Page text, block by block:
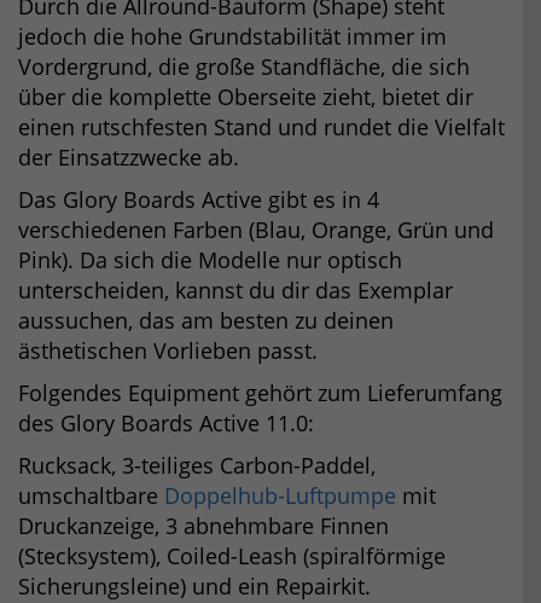
Durch die Allround-Bauform (Shape) steht
jedoch die hohe Grundstabilität immer im
Vordergrund, die große Standfläche, die sich
über die komplette Oberseite zieht, bietet dir
einen rutschfesten Stand und rundet die Vielfalt
der Einsatzzwecke ab.
Das Glory Boards Active gibt es in 4
verschiedenen Farben (Blau, Orange, Grün und
Pink). Da sich die Modelle nur optisch
unterscheiden, kannst du dir das Exemplar
aussuchen, das am besten zu deinen
ästhetischen Vorlieben passt.
Folgendes Equipment gehört zum Lieferumfang
des Glory Boards Active 11.0:
Rucksack, 3-teiliges Carbon-Paddel,
umschaltbare Doppelhub-Luftpumpe mit
Druckanzeige, 3 abnehmbare Finnen
(Stecksystem), Coiled-Leash (spiralförmige
Sicherungsleine) und ein Repairkit.